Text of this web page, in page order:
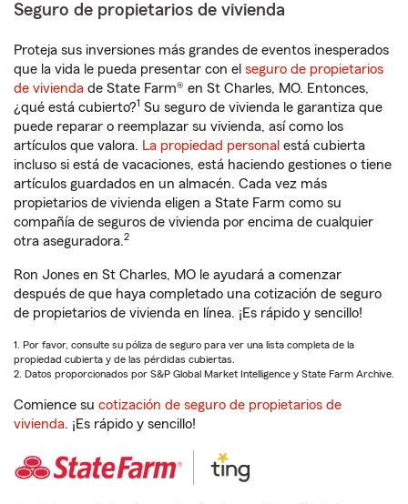
Seguro de propietarios de vivienda
Proteja sus inversiones más grandes de eventos inesperados
que la vida le pueda presentar con el seguro de propietarios
de vivienda de State Farm® en St Charles, MO. Entonces,
¿qué está cubierto?1 Su seguro de vivienda le garantiza que
puede reparar o reemplazar su vivienda, así como los
artículos que valora. La propiedad personal está cubierta
incluso si está de vacaciones, está haciendo gestiones o tiene
artículos guardados en un almacén. Cada vez más
propietarios de vivienda eligen a State Farm como su
compañía de seguros de vivienda por encima de cualquier
otra aseguradora.2
Ron Jones en St Charles, MO le ayudará a comenzar
después de que haya completado una cotización de seguro
de propietarios de vivienda en línea. ¡Es rápido y sencillo!
1. Por favor, consulte su póliza de seguro para ver una lista completa de la
propiedad cubierta y de las pérdidas cubiertas.
2. Datos proporcionados por S&P Global Market Intelligence y State Farm Archive.
Comience su cotización de seguro de propietarios de
vivienda. ¡Es rápido y sencillo!